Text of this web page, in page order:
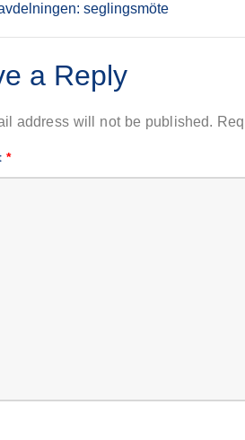
seglingsmöte
a Reply
address will not be published.
*